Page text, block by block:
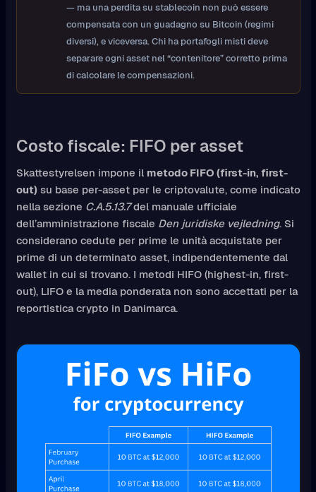
— ma una perdita su stablecoin non può essere
compensata con un guadagno su Bitcoin (regimi
diversi), e viceversa. Chi ha portafogli misti deve
separare ogni asset nel “contenitore” corretto prima
di calcolare le compensazioni.
Costo fiscale: FIFO per asset
Skattestyrelsen impone il metodo FIFO (first-in, first-
out)su base per-asset per le criptovalute, come indicato
nella sezione C.A.5.13.7del manuale ufficiale
dell’amministrazione fiscale Den juridiske vejledning. Si
considerano cedute per prime le unità acquistate per
prime di un determinato asset, indipendentemente dal
wallet in cui si trovano. I metodi HIFO (highest-in, first-
out), LIFO e la media ponderata non sono accettati per la
reportistica crypto in Danimarca.